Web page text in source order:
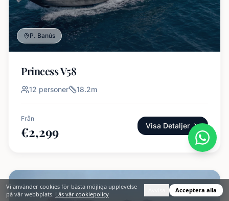
Vi använder cookies för bästa möjliga upplevelse
på vår webbplats. Läs vår cookiepolicy
Acceptera alla
P. Banús
Princess V58
12 personer 18.2m
Från
€2,299 Visa Detaljer